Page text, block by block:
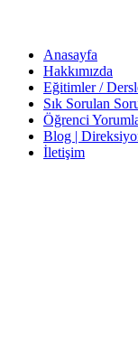
Anasayfa
Hakkımızda
Eğitimler /
Sık Sorulan
Öğrenci
Blog |
İletişim